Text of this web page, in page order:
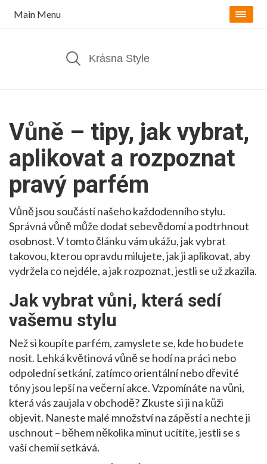
Main Menu
Vůně – tipy, jak vybrat,
aplikovat a rozpoznat
pravý parfém
Vůně jsou součástí našeho každodenního stylu.
Správná vůně může dodat sebevědomí a podtrhnout
osobnost. V tomto článku vám ukážu, jak vybrat
takovou, kterou opravdu milujete, jak ji aplikovat, aby
vydržela co nejdéle, a jak rozpoznat, jestli se už zkazila.
Jak vybrat vůni, která sedí
vašemu stylu
Než si koupíte parfém, zamyslete se, kde ho budete
nosit. Lehká květinová vůně se hodí na práci nebo
odpolední setkání, zatímco orientální nebo dřevité
tóny jsou lepší na večerní akce. Vzpomínáte na vůni,
která vás zaujala v obchodě? Zkuste si ji na kůži
objevit. Naneste malé množství na zápěstí a nechte ji
uschnout – během několika minut ucítíte, jestli se s
vaší chemií setkává.